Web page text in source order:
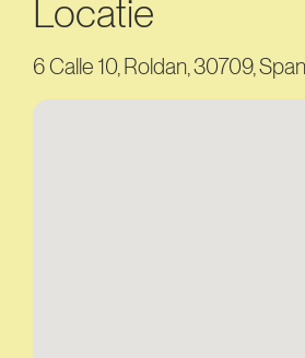
Locatie
6 Calle 10, Roldan, 30709,